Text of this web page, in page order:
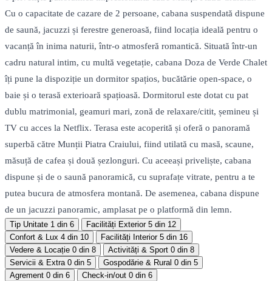
Cu o capacitate de cazare de 2 persoane, cabana suspendată dispune
de saună, jacuzzi și ferestre generoasă, fiind locația ideală pentru o
vacanță în inima naturii, într-o atmosferă romantică. Situată într-un
cadru natural intim, cu multă vegetație, cabana Doza de Verde Chalet
îți pune la dispoziție un dormitor spațios, bucătărie open-space, o
baie și o terasă exterioară spațioasă. Dormitorul este dotat cu pat
dublu matrimonial, geamuri mari, zonă de relaxare/citit, șemineu și
TV cu acces la Netflix. Terasa este acoperită și oferă o panoramă
superbă către Munții Piatra Craiului, fiind utilată cu masă, scaune,
măsuță de cafea și două șezlonguri. Cu aceeași priveliște, cabana
dispune și de o saună panoramică, cu suprafațe vitrate, pentru a te
putea bucura de atmosfera montană. De asemenea, cabana dispune
de un jacuzzi panoramic, amplasat pe o platformă din lemn.
Tip Unitate 1 din 6 Facilități Exterior 5 din 12
Confort & Lux 4 din 10 Facilități Interior 5 din 16
Vedere & Locație 0 din 8 Activități & Sport 0 din 8
Servicii & Extra 0 din 5 Gospodărie & Rural 0 din 5
Agrement 0 din 6 Check-in/out 0 din 6